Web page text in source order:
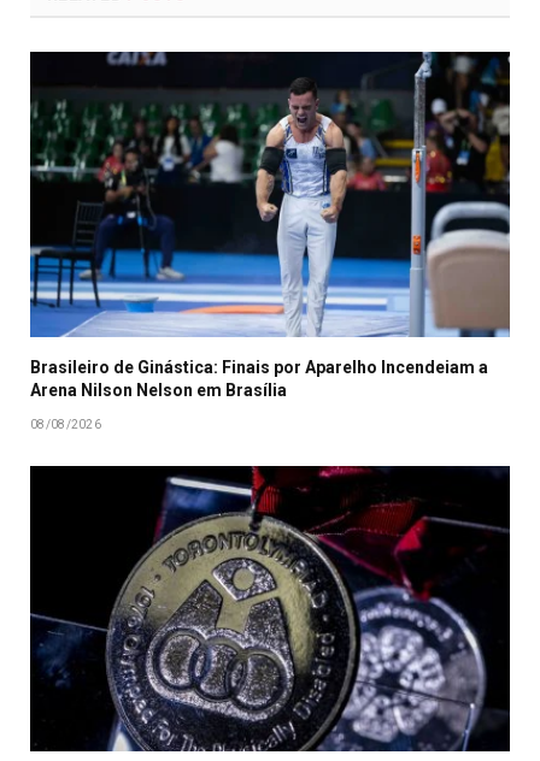
Brasileiro de Ginástica: Finais por Aparelho Incendeiam a
Arena Nilson Nelson em Brasília
08/08/2026